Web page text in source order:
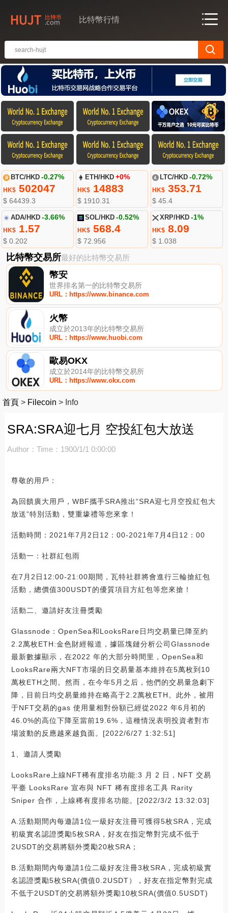
比特幣行情
BTC/HKD -0.27%
HK$502047
$ 64439.3
ETH/HKD +0%
HK$ 14883
$ 1910.31
LTC/HKD -0.72%
HK$353.71
$ 45.4
ADA/HKD -3.66%
HK$1.57
$ 0.202
SOL/HKD -0.52%
HK$ 568.4
$ 72.956
XRP/HKD -1%
HK$8.09
$ 1.038
比特幣交易所最好的比特幣交易所
幣安
世界排名第一的比特幣交易所
URL：https://www.binance.com
火幣
成立於2013年的比特幣交易所
URL：https://www.huobi.com
歐易OKX
成立於2014年的比特幣交易所
URL：https://www.okx.com
首頁 > Filecoin > Info
SRA:SRA迎七月 空投紅包大放送
Author： Time：1900/1/1 0:00:00
尊敬的用戶：
為回饋廣大用戶，WBF攜手SRA推出“SRA迎七月空投紅包大
放送”特別活動，雙重壕禮等您來拿！
活動時間：2021年7月2日12：00-2021年7月4日12：00
活動一：社群紅包雨
在7月2日12:00-21:00期間，瓦特社群將會進行三輪搶紅包
活動，總價值300USDT的優質項目方紅包等您來搶！
活動二、邀請好友注冊獎勵
Glassnode：OpenSea和LooksRare日均交易量已降至約
2.2萬枚ETH:金色財經報道，據區塊鏈分析公司Glassnode
最新數據顯示，在2022 年的大部分時間里，OpenSea和
LooksRare兩大NFT市場的日交易量基本維持在5萬枚到10
萬枚ETH之間。然而，在今年5月之后，他們的交易量急劇下
降，目前日均交易量維持在略高于2.2萬枚ETH。此外，被用
于NFT交易的gas 使用量相對份額已經從2022 年6月初的
46.0%的高位下降至當前19.6%，這種情況表明投資者對市
場波動的反應越來越負面。[2022/6/27 1:32:51]
1、邀請人獎勵
LooksRare上線NFT稀有度排名功能:3 月 2 日，NFT 交易
平臺 LooksRare 宣布與 NFT 稀有度排名工具 Rarity
Sniper 合作，上線稀有度排名功能。[2022/3/2 13:32:03]
A.活動期間內每邀請1位一級好友注冊可獲得5枚SRA，完成
初級實名認證獎勵5枚SRA，好友在指定幣對完成不低于
2USDT的交易將額外獎勵20枚SRA；
B.活動期間內每邀請1位二級好友注冊3枚SRA，完成初級實
名認證獎勵5枚SRA(價值0.2USDT），好友在指定幣對完成
不低于2USDT的交易將額外獎勵10枚SRA(價值0.5USDT)